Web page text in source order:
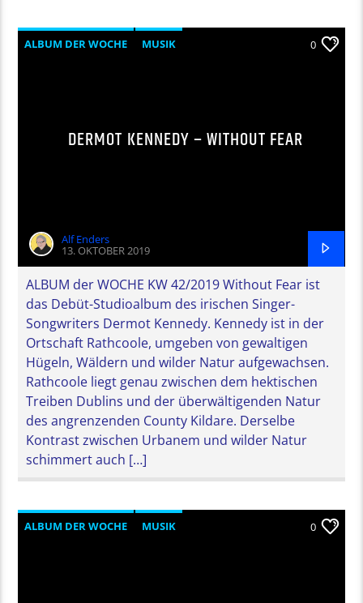
ALBUM DER WOCHE MUSIK 0
DERMOT KENNEDY – WITHOUT FEAR
Alf Enders
13. OKTOBER 2019
ALBUM der WOCHE KW 42/2019 Without Fear ist
das Debüt-Studioalbum des irischen Singer-
Songwriters Dermot Kennedy. Kennedy ist in der
Ortschaft Rathcoole, umgeben von gewaltigen
Hügeln, Wäldern und wilder Natur aufgewachsen.
Rathcoole liegt genau zwischen dem hektischen
Treiben Dublins und der überwältigenden Natur
des angrenzenden County Kildare. Derselbe
Kontrast zwischen Urbanem und wilder Natur
schimmert auch […]
ALBUM DER WOCHE MUSIK 0